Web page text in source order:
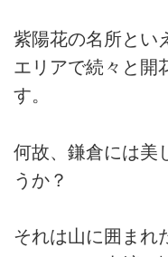
紫陽花の名所とい
エリアで続々と開
す。
何故、鎌倉には美
うか？
それは山に囲まれ